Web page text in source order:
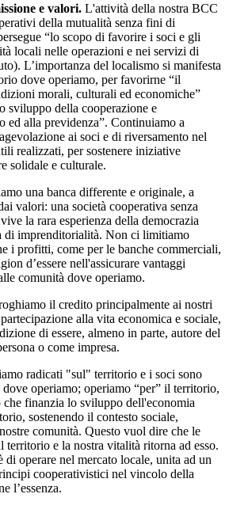
e valori. L'attività della nostra BCC
della mutualità senza fini di
“lo scopo di favorire i soci e gli
locali nelle operazioni e nei servizi di
L’importanza del localismo si manifesta
dove operiamo, per favorirne “il
morali, culturali ed economiche”
sviluppo della cooperazione e
ed alla previdenza”. Continuiamo a
ai soci e di riversamento nel
realizzati, per sostenere iniziative
solidale e culturale.
una banca differente e originale, a
valori: una società cooperativa senza
la rara esperienza della democrazia
di imprenditorialità. Non ci limitiamo
i profitti, come per le banche commerciali,
d’essere nell'assicurare vantaggi
comunità dove operiamo.
il credito principalmente ai nostri
alla vita economica e sociale,
di essere, almeno in parte, autore del
o come impresa.
radicati "sul" territorio e i soci sono
dove operiamo; operiamo “per” il territorio,
finanzia lo sviluppo dell'economia
sostenendo il contesto sociale,
comunità. Questo vuol dire che le
territorio e la nostra vitalità ritorna ad esso.
di operare nel mercato locale, unita ad un
cooperativistici nel vincolo della
l’essenza.